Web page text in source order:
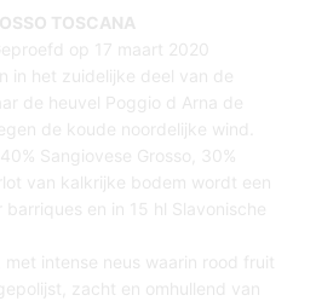
TOSCANA
op 17 maart 2020
in het zuidelijke deel van de
de heuvel Poggio d Arna de
de koude noordelijke wind.
Sangiovese Grosso, 30%
van kalkrijke bodem wordt een
en in 15 hl Slavonische
intense neus waarin rood fruit
zacht en omhullend van